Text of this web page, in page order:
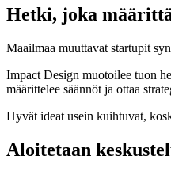
Hetki, joka
Maailmaa muuttavat startupit
Impact Design muotoilee tuon
määrittelee säännöt ja ottaa
Hyvät ideat usein kuihtuvat,
Aloitetaan